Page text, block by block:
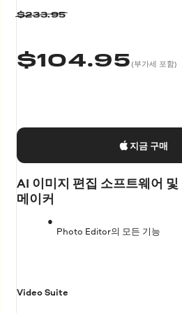
$233.95
$104.95 (부가세 포함)
지금 구매
AI 이미지 편집 소프트웨어
메이커
Photo Editor의 모든 기능
Video Suite